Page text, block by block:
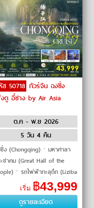
ส 50718 ทัวร์จีน ฉงชิ่ง
ตู อี๋ชาง by Air Asia
ต.ค - พ.ย 2026
5 วัน 4 คืน
ง (Chongqing)ㆍมหาศาลา
ชาคม (Great Hall of the
ㆍรถไฟฟ้าทะลุตึก (Liziba
ㆍถนนคนเดินเจี่ยฟ่างเป่ย
Pedestrian Street)
รือสำราญเซ
เริ่ม ฿43,999
ดูรายละเอียด